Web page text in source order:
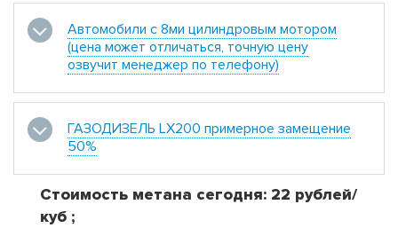
Автомобили с 8ми цилиндровым мотором
(цена может отличаться, точную цену
озвучит менеджер по телефону)
ГАЗОДИЗЕЛЬ LX200 примерное замещение
50%
Стоимость метана сегодня: 22 рублей/
куб ;